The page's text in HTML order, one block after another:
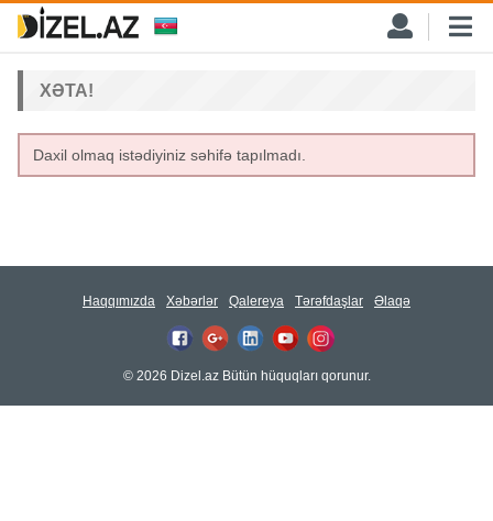
XƏTA!
Daxil olmaq istədiyiniz səhifə tapılmadı.
Haqqımızda Xəbərlər Qalereya Tərəfdaşlar Əlaqə
© 2026 Dizel.az Bütün hüquqları qorunur.